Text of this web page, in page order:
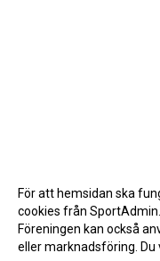
För att hemsidan ska
cookies från
Föreningen kan också
eller marknadsföring. Du